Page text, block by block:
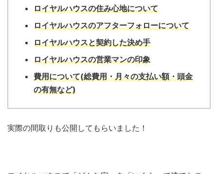
ロイヤルハウスの住み心地について
ロイヤルハウスのアフターフォローについて
ロイヤルハウスと契約した決め手
ロイヤルハウスの営業マンの印象
費用について(総費用・月々の支払い額・頭金
の有無など)
実際の間取りも公開してもらいました！